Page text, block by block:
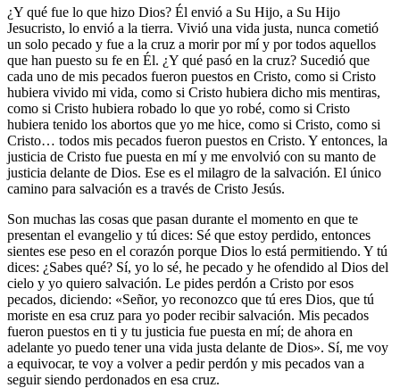
¿Y qué fue lo que hizo Dios? Él envió a Su Hijo, a Su Hijo
Jesucristo, lo envió a la tierra. Vivió una vida justa, nunca cometió
un solo pecado y fue a la cruz a morir por mí y por todos aquellos
que han puesto su fe en Él. ¿Y qué pasó en la cruz? Sucedió que
cada uno de mis pecados fueron puestos en Cristo, como si Cristo
hubiera vivido mi vida, como si Cristo hubiera dicho mis mentiras,
como si Cristo hubiera robado lo que yo robé, como si Cristo
hubiera tenido los abortos que yo me hice, como si Cristo, como si
Cristo… todos mis pecados fueron puestos en Cristo. Y entonces, la
justicia de Cristo fue puesta en mí y me envolvió con su manto de
justicia delante de Dios. Ese es el milagro de la salvación. El único
camino para salvación es a través de Cristo Jesús.
Son muchas las cosas que pasan durante el momento en que te
presentan el evangelio y tú dices: Sé que estoy perdido, entonces
sientes ese peso en el corazón porque Dios lo está permitiendo. Y tú
dices: ¿Sabes qué? Sí, yo lo sé, he pecado y he ofendido al Dios del
cielo y yo quiero salvación. Le pides perdón a Cristo por esos
pecados, diciendo: «Señor, yo reconozco que tú eres Dios, que tú
moriste en esa cruz para yo poder recibir salvación. Mis pecados
fueron puestos en ti y tu justicia fue puesta en mí; de ahora en
adelante yo puedo tener una vida justa delante de Dios». Sí, me voy
a equivocar, te voy a volver a pedir perdón y mis pecados van a
seguir siendo perdonados en esa cruz.